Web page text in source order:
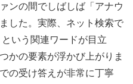
ンの間でしばしば「アナウ
した。実際、ネット検索で
いう関連ワードが目立
かの要素が浮かび上がりま
の受け答えが非常に丁寧